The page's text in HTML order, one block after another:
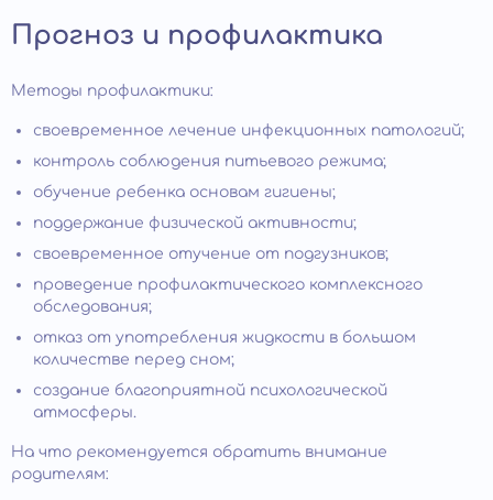
Прогноз и профилактика
Методы профилактики:
своевременное лечение инфекционных патологий;
контроль соблюдения питьевого режима;
обучение ребенка основам гигиены;
поддержание физической активности;
своевременное отучение от подгузников;
проведение профилактического комплексного
обследования;
отказ от употребления жидкости в большом
количестве перед сном;
создание благоприятной психологической
атмосферы.
На что рекомендуется обратить внимание
родителям: